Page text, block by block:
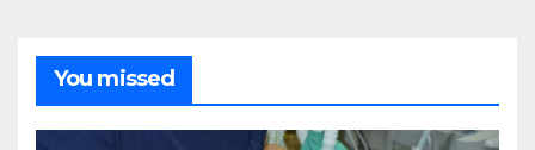
You missed